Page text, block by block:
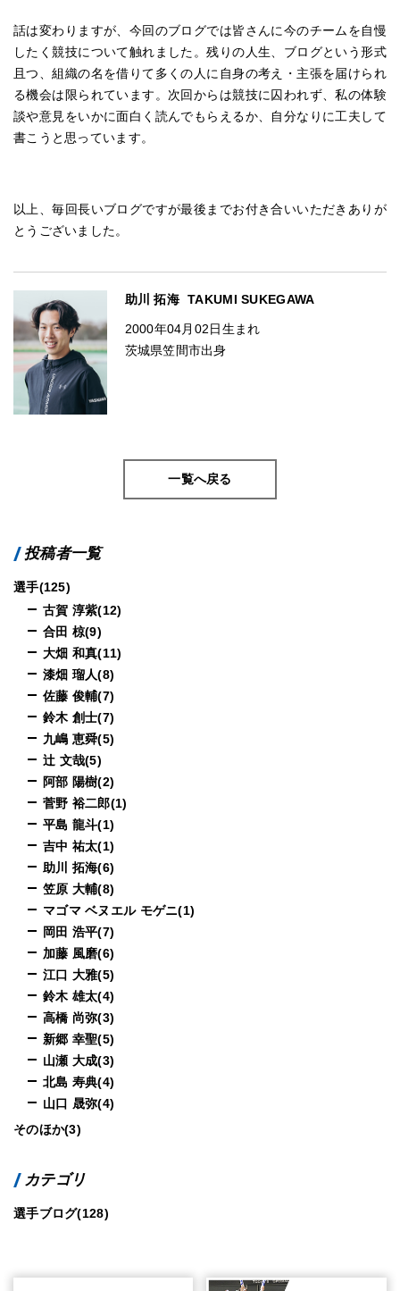
話は変わりますが、今回のブログでは皆さんに今のチームを自慢
したく競技について触れました。残りの人生、ブログという形式
且つ、組織の名を借りて多くの人に自身の考え・主張を届けられ
る機会は限られています。次回からは競技に囚われず、私の体験
談や意見をいかに面白く読んでもらえるか、自分なりに工夫して
書こうと思っています。
以上、毎回長いブログですが最後までお付き合いいただきありが
とうございました。
助川 拓海 TAKUMI SUKEGAWA
2000年04月02日生まれ
茨城県笠間市出身
一覧へ戻る
投稿者一覧
選手(125)
古賀 淳紫(12)
合田 椋(9)
大畑 和真(11)
漆畑 瑠人(8)
佐藤 俊輔(7)
鈴木 創士(7)
九嶋 恵舜(5)
辻 文哉(5)
阿部 陽樹(2)
菅野 裕二郎(1)
平島 龍斗(1)
吉中 祐太(1)
助川 拓海(6)
笠原 大輔(8)
マゴマ ベヌエル モゲニ(1)
岡田 浩平(7)
加藤 風磨(6)
江口 大雅(5)
鈴木 雄太(4)
高橋 尚弥(3)
新郷 幸聖(5)
山瀬 大成(3)
北島 寿典(4)
山口 晟弥(4)
そのほか(3)
カテゴリ
選手ブログ(128)